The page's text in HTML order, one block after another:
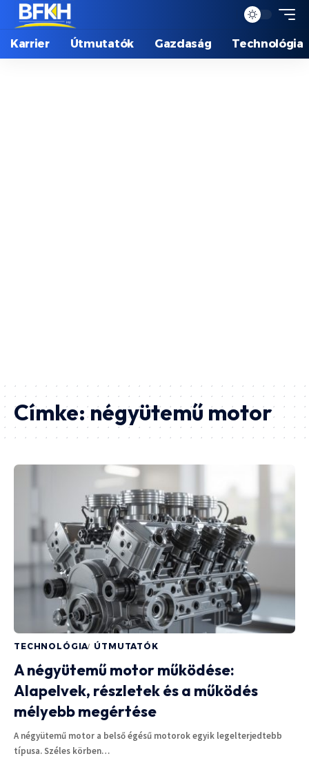
Karrier Útmutatók Gazdaság Technológia
Címke:négyütemű motor
TECHNOLÓGIA ÚTMUTATÓK
A négyütemű motor működése:
Alapelvek, részletek és a működés
mélyebb megértése
A négyütemű motor a belső égésű motorok egyik legelterjedtebb
típusa. Széles körben…